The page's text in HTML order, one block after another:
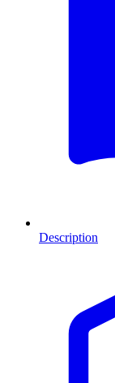
Description